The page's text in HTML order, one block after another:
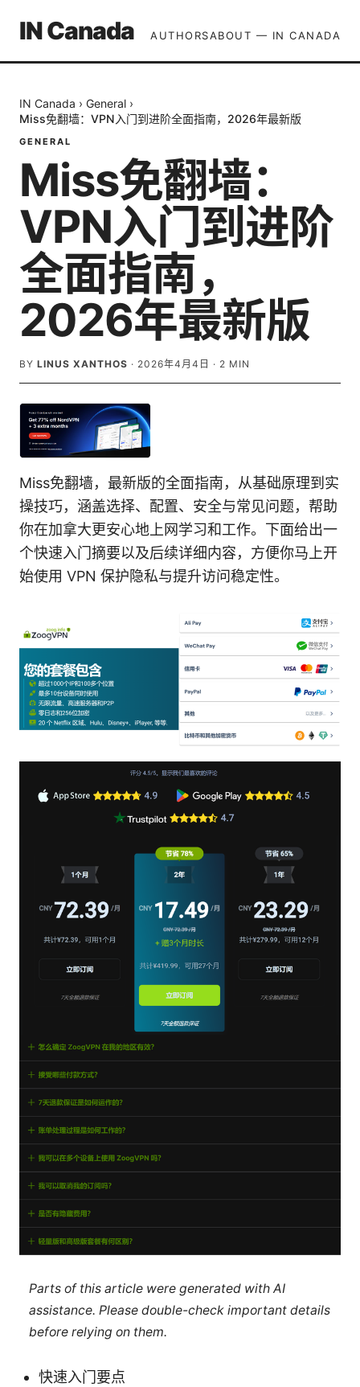
IN Canada AUTHORSABOUT — IN CANADA
IN Canada › General ›
Miss免翻墙：VPN入门到进阶全面指南，2026年最新版
GENERAL
Miss免翻墙：
VPN入门到进阶
全面指南，
2026年最新版
BY LINUS XANTHOS · 2026年4月4日 · 2 MIN
Miss免翻墙，最新版的全面指南，从基础原理到实
操技巧，涵盖选择、配置、安全与常见问题，帮助
你在加拿大更安心地上网学习和工作。下面给出一
个快速入门摘要以及后续详细内容，方便你马上开
始使用 VPN 保护隐私与提升访问稳定性。
Parts of this article were generated with AI
assistance. Please double-check important details
before relying on them.
快速入门要点